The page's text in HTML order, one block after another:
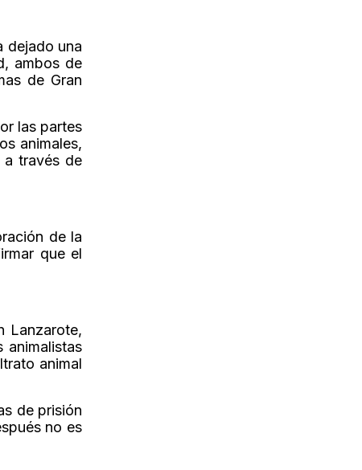
dejado una
ambos de
de Gran
las partes
animales,
a través de
de la
que el
Lanzarote,
animal
de prisión
no es